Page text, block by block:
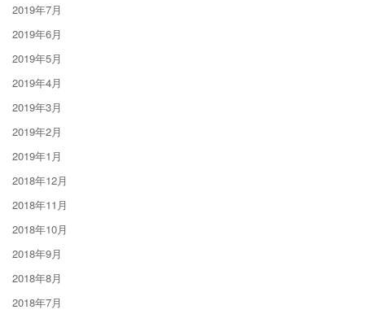
2019年7月
2019年6月
2019年5月
2019年4月
2019年3月
2019年2月
2019年1月
2018年12月
2018年11月
2018年10月
2018年9月
2018年8月
2018年7月